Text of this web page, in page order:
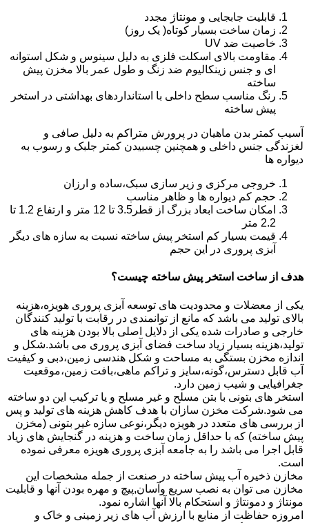
قابلیت جابجایی و مونتاژ مجدد
زمان ساخت بسیار کوتاه( یک روز)
خاصیت ضد UV
مقاومت بالای اسکلت فلزی به دلیل سینوس و شکل استوانه
ای و جنس زینکالیوم ضد زنگ و طول عمر بالا مخزن پیش
ساخته
رنگ مناسب سطح داخلی با استانداردهای بهداشتی در استخر
پیش ساخته
آسیب کمتر بدن ماهیان در پرورش متراکم به دلیل صافی و
لغزندگی جنس داخلی و همچنین چسبیدن کمتر جلبک و رسوب به
دیواره ها
خروجی مرکزی و زیر سازی سبک،ساده و ارزان
حجم کم دیواره ها و ظاهر مناسب
امکان ساخت ابعاد بزرگ از قطر3.5 تا 12 متر و ارتفاع 1.2 تا
2.2 متر
قیمت بسیار کم استخر پیش ساخته نسبت به سازه های دیگر
آبزی پروری در این حجم
هدف از ساخت استخر پیش ساخته چیست؟
یکی از معضلات و محدودیت های توسعه آبزی پروری هویزه،هزینه
بالای تولید می باشد که مانع از توانمندی در رقابت با تولید کنندگان
خارجی و صادرات شده یکی از دلایل اصلی بالا بودن هزینه های
تولید،هزینه بسیار زیاد ساخت فضای آبزی پروری می باشد.شکل و
اندازه مخزن بستگی به مساحت و شکل هندسی زمین،دبی و کیفیت
آب قابل دسترس،گونه،سایز و تراکم ماهی،بافت زمین،موقعیت
جغرافیایی و شیب زمین دارد.
استخر های بتونی با بتن مسلح و غیر مسلح و یا ترکیب این دو ساخته
می شود.شرکت مخزن سازان با هدف کاهش هزینه های تولید و پس
از بررسی های متعدد در هویزه دیگر،نوعی سازه غیر بتونی (مخزن
پیش ساخته) که با حداقل زمان ساخت و هزینه در گنجایش های زیاد
قابل اجرا می باشد را به جامعه آبزی پروری هویزه معرفی نموده
است.
مخازن ذخیره آب پیش ساخته در صنعت از جمله مشخصات این
مخازن می توان به نصب سریع وآسان,پیچ و مهره بودن آنها و قابلیت
مونتاژ و دمونتاژ و استحکام بالا آنها اشاره نمود.
امروزه حفاظت از منابع با ارزش آب های زیر زمینی و خاک و